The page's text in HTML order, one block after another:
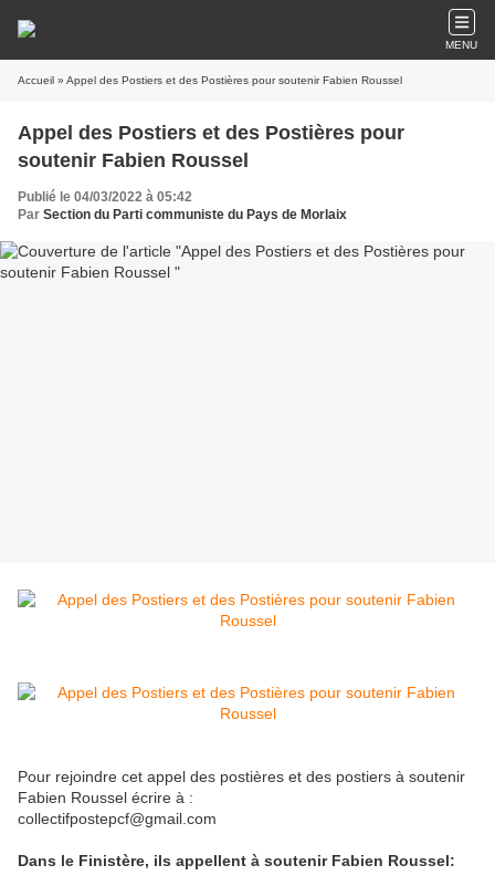
MENU
Accueil » Appel des Postiers et des Postières pour soutenir Fabien Roussel
Appel des Postiers et des Postières pour
soutenir Fabien Roussel
Publié le 04/03/2022 à 05:42
Par Section du Parti communiste du Pays de Morlaix
Pour rejoindre cet appel des postières et des postiers à soutenir
Fabien Roussel écrire à :
collectifpostepcf@gmail.com
Dans le Finistère, ils appellent à soutenir Fabien Roussel: